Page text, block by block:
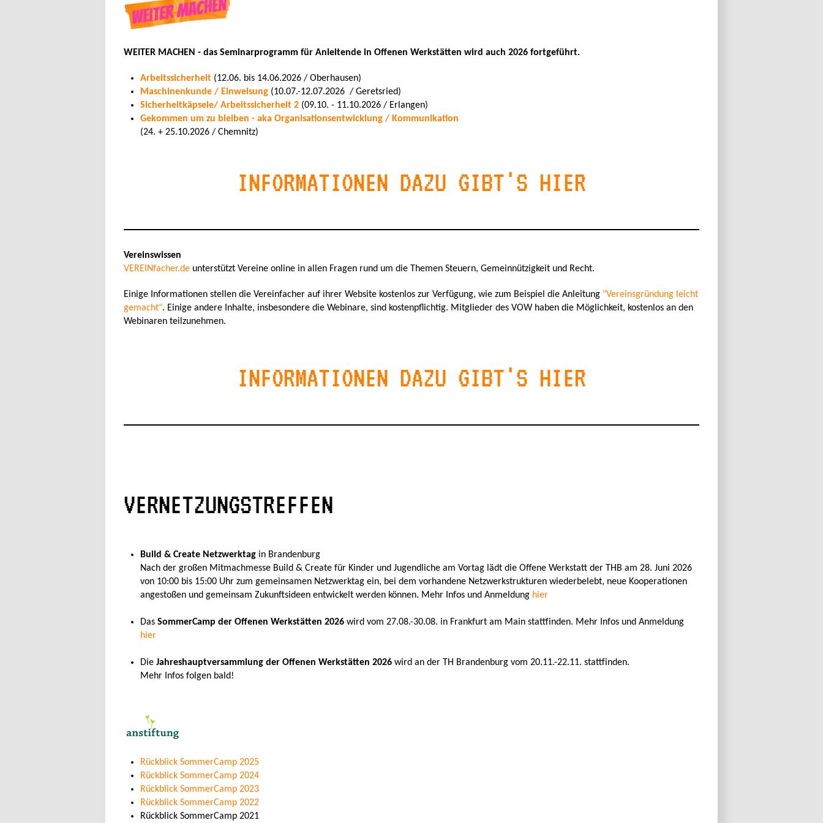
WEITER MACHEN - das Seminarprogramm für Anleitende in Offenen Werkstätten wird auch 2026 fortgeführt.
Arbeitssicherheit (12.06. bis 14.06.2026 / Oberhausen)
Maschinenkunde / Einweisung (10.07.-12.07.2026 / Geretsried)
Sicherheitkäpsele/ Arbeitssicherheit 2 (09.10. - 11.10.2026 / Erlangen)
Gekommen um zu bleiben - aka Organisationsentwicklung / Kommunikation
(24. + 25.10.2026 / Chemnitz)
INFORMATIONEN DAZU GIBT'S HIER
Vereinswissen
VEREINfacher.de unterstützt Vereine online in allen Fragen rund um die Themen Steuern, Gemeinnützigkeit und Recht.
Einige Informationen stellen die Vereinfacher auf ihrer Website kostenlos zur Verfügung, wie zum Beispiel die Anleitung "Vereinsgründung leicht
gemacht". Einige andere Inhalte, insbesondere die Webinare, sind kostenpflichtig. Mitglieder des VOW haben die Möglichkeit, kostenlos an den
Webinaren teilzunehmen.
INFORMATIONEN DAZU GIBT'S HIER
VERNETZUNGSTREFFEN
Build & Create Netzwerktag in Brandenburg
Nach der großen Mitmachmesse Build & Create für Kinder und Jugendliche am Vortag lädt die Offene Werkstatt der THB am 28. Juni 2026
von 10:00 bis 15:00 Uhr zum gemeinsamen Netzwerktag ein, bei dem vorhandene Netzwerkstrukturen wiederbelebt, neue Kooperationen
angestoßen und gemeinsam Zukunftsideen entwickelt werden können. Mehr Infos und Anmeldung hier
Das SommerCamp der Offenen Werkstätten 2026 wird vom 27.08.-30.08. in Frankfurt am Main stattfinden. Mehr Infos und Anmeldung
hier
Die Jahreshauptversammlung der Offenen Werkstätten 2026 wird an der TH Brandenburg vom 20.11.-22.11. stattfinden.
Mehr Infos folgen bald!
Rückblick SommerCamp 2025
Rückblick SommerCamp 2024
Rückblick SommerCamp 2023
Rückblick SommerCamp 2022
Rückblick SommerCamp 2021